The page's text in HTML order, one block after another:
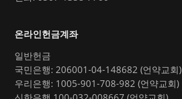
온라인헌금계좌
일반헌금
국민은행: 206001-04-148682 (언약교회)
우리은행: 1005-901-708-982 (언약교회)